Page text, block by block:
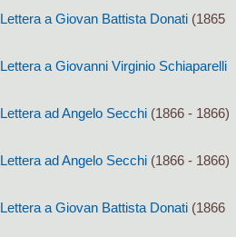
Lettera a Giovan Battista Donati (1865
Lettera a Giovanni Virginio Schiaparelli
Lettera ad Angelo Secchi (1866 - 1866)
Lettera ad Angelo Secchi (1866 - 1866)
Lettera a Giovan Battista Donati (1866